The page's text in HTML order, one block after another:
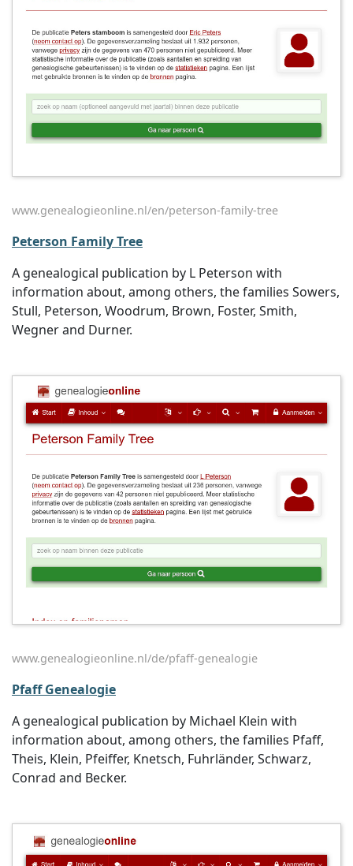
www.genealogieonline.nl/en/peterson-family-tree
Peterson Family Tree
A genealogical publication by L Peterson with
information about, among others, the families Sowers,
Stull, Peterson, Woodrum, Brown, Foster, Smith,
Wegner and Durner.
www.genealogieonline.nl/de/pfaff-genealogie
Pfaff Genealogie
A genealogical publication by Michael Klein with
information about, among others, the families Pfaff,
Theis, Klein, Pfeiffer, Knetsch, Fuhrländer, Schwarz,
Conrad and Becker.